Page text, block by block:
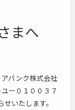
まへ
バンク株式会社
ー０１００３７
いたします。